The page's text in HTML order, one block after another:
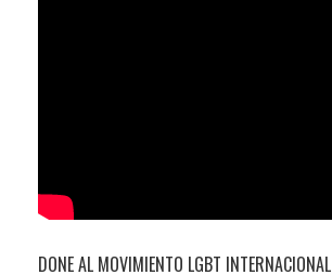
DONE AL MOVIMIENTO LGBT INTERNACIONAL